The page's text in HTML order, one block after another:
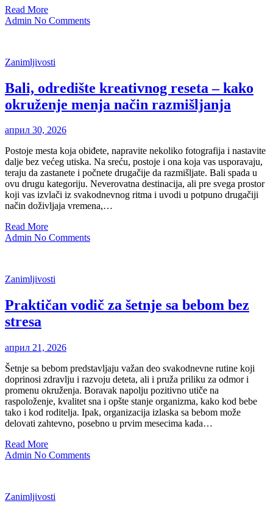
Read More
Admin No Comments
Zanimljivosti
Bali, odredište kreativnog reseta – kako
okruženje menja način razmišljanja
април 30, 2026
Postoje mesta koja obiđete, napravite nekoliko fotografija i nastavite
dalje bez većeg utiska. Na sreću, postoje i ona koja vas usporavaju,
teraju da zastanete i počnete drugačije da razmišljate. Bali spada u
ovu drugu kategoriju. Neverovatna destinacija, ali pre svega prostor
koji vas izvlači iz svakodnevnog ritma i uvodi u potpuno drugačiji
način doživljaja vremena,…
Read More
Admin No Comments
Zanimljivosti
Praktičan vodič za šetnje sa bebom bez
stresa
април 21, 2026
Šetnje sa bebom predstavljaju važan deo svakodnevne rutine koji
doprinosi zdravlju i razvoju deteta, ali i pruža priliku za odmor i
promenu okruženja. Boravak napolju pozitivno utiče na
raspoloženje, kvalitet sna i opšte stanje organizma, kako kod bebe
tako i kod roditelja. Ipak, organizacija izlaska sa bebom može
delovati zahtevno, posebno u prvim mesecima kada…
Read More
Admin No Comments
Zanimljivosti